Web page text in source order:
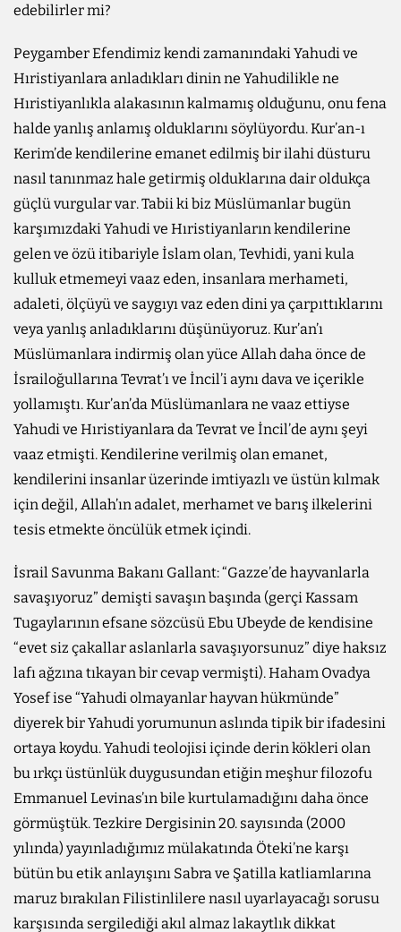
edebilirler mi?
Peygamber Efendimiz kendi zamanındaki Yahudi ve
Hıristiyanlara anladıkları dinin ne Yahudilikle ne
Hıristiyanlıkla alakasının kalmamış olduğunu, onu fena
halde yanlış anlamış olduklarını söylüyordu. Kur’an-ı
Kerim’de kendilerine emanet edilmiş bir ilahi düsturu
nasıl tanınmaz hale getirmiş olduklarına dair oldukça
güçlü vurgular var. Tabii ki biz Müslümanlar bugün
karşımızdaki Yahudi ve Hıristiyanların kendilerine
gelen ve özü itibariyle İslam olan, Tevhidi, yani kula
kulluk etmemeyi vaaz eden, insanlara merhameti,
adaleti, ölçüyü ve saygıyı vaz eden dini ya çarpıttıklarını
veya yanlış anladıklarını düşünüyoruz. Kur’an’ı
Müslümanlara indirmiş olan yüce Allah daha önce de
İsrailoğullarına Tevrat’ı ve İncil’i aynı dava ve içerikle
yollamıştı. Kur’an’da Müslümanlara ne vaaz ettiyse
Yahudi ve Hıristiyanlara da Tevrat ve İncil’de aynı şeyi
vaaz etmişti. Kendilerine verilmiş olan emanet,
kendilerini insanlar üzerinde imtiyazlı ve üstün kılmak
için değil, Allah’ın adalet, merhamet ve barış ilkelerini
tesis etmekte öncülük etmek içindi.
İsrail Savunma Bakanı Gallant: “Gazze’de hayvanlarla
savaşıyoruz” demişti savaşın başında (gerçi Kassam
Tugaylarının efsane sözcüsü Ebu Ubeyde de kendisine
“evet siz çakallar aslanlarla savaşıyorsunuz” diye haksız
lafı ağzına tıkayan bir cevap vermişti). Haham Ovadya
Yosef ise “Yahudi olmayanlar hayvan hükmünde”
diyerek bir Yahudi yorumunun aslında tipik bir ifadesini
ortaya koydu. Yahudi teolojisi içinde derin kökleri olan
bu ırkçı üstünlük duygusundan etiğin meşhur filozofu
Emmanuel Levinas’ın bile kurtulamadığını daha önce
görmüştük. Tezkire Dergisinin 20. sayısında (2000
yılında) yayınladığımız mülakatında Öteki’ne karşı
bütün bu etik anlayışını Sabra ve Şatilla katliamlarına
maruz bırakılan Filistinlilere nasıl uyarlayacağı sorusu
karşısında sergilediği akıl almaz lakaytlık dikkat